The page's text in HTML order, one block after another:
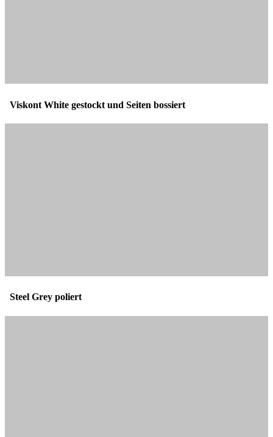
Viskont White gestockt und Seiten bossiert
Steel Grey poliert